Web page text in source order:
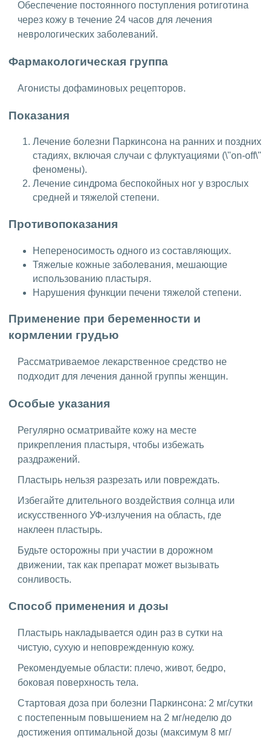
Обеспечение постоянного поступления ротиготина
через кожу в течение 24 часов для лечения
неврологических заболеваний.
Фармакологическая группа
Агонисты дофаминовых рецепторов.
Показания
Лечение болезни Паркинсона на ранних и поздних
стадиях, включая случаи с флуктуациями (\"on-off\"
феномены).
Лечение синдрома беспокойных ног у взрослых
средней и тяжелой степени.
Противопоказания
Непереносимость одного из составляющих.
Тяжелые кожные заболевания, мешающие
использованию пластыря.
Нарушения функции печени тяжелой степени.
Применение при беременности и
кормлении грудью
Рассматриваемое лекарственное средство не
подходит для лечения данной группы женщин.
Особые указания
Регулярно осматривайте кожу на месте
прикрепления пластыря, чтобы избежать
раздражений.
Пластырь нельзя разрезать или повреждать.
Избегайте длительного воздействия солнца или
искусственного УФ-излучения на область, где
наклеен пластырь.
Будьте осторожны при участии в дорожном
движении, так как препарат может вызывать
сонливость.
Способ применения и дозы
Пластырь накладывается один раз в сутки на
чистую, сухую и неповрежденную кожу.
Рекомендуемые области: плечо, живот, бедро,
боковая поверхность тела.
Стартовая доза при болезни Паркинсона: 2 мг/сутки
с постепенным повышением на 2 мг/неделю до
достижения оптимальной дозы (максимум 8 мг/